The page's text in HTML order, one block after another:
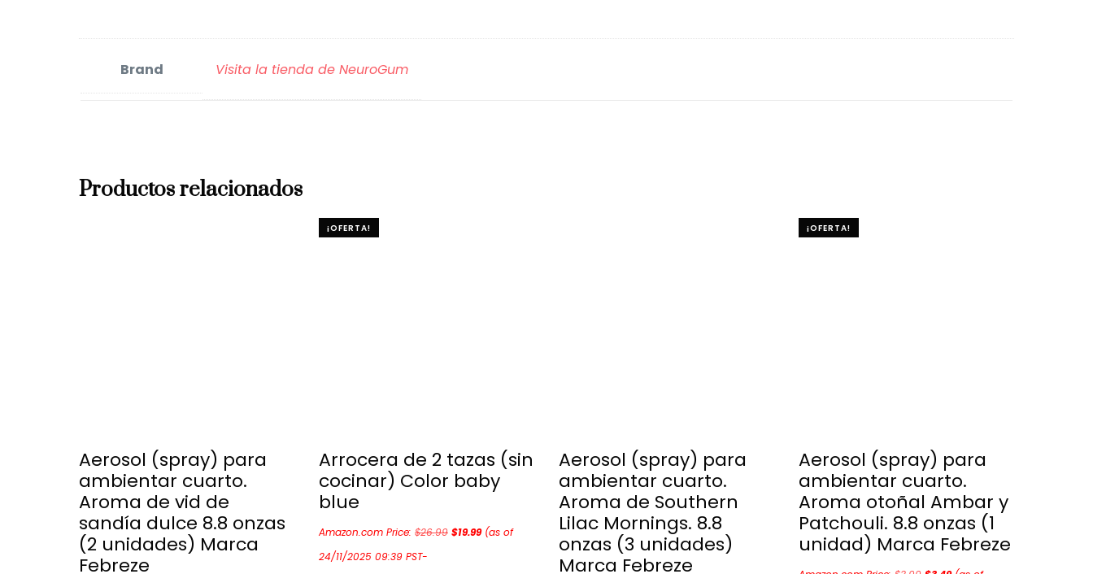
Brand Visita la tienda de NeuroGum
Productos relacionados
Aerosol (spray) para
ambientar cuarto.
Aroma de vid de
sandía dulce 8.8 onzas
(2 unidades) Marca
Febreze
¡OFERTA!
Arrocera de 2 tazas (sin
cocinar) Color baby
blue
Amazon.com Price: $26.99 $19.99(as of
24/11/2025 09:39 PST-
Aerosol (spray) para
ambientar cuarto.
Aroma de Southern
Lilac Mornings. 8.8
onzas (3 unidades)
Marca Febreze
¡OFERTA!
Aerosol (spray) para
ambientar cuarto.
Aroma otoñal Ambar y
Patchouli. 8.8 onzas (1
unidad) Marca Febreze